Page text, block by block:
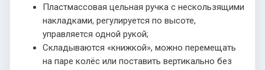
Пластмассовая цельная ручка с нескользящими
накладками, регулируется по высоте,
управляется одной рукой;
Складываются «книжкой», можно перемещать
на паре колёс или поставить вертикально без